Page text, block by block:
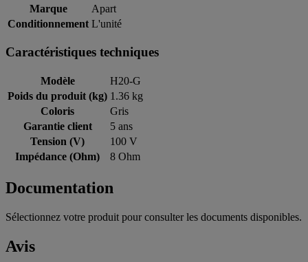
Marque
Apart
Conditionnement L'unité
Caractéristiques techniques
Modèle
H20-G
Poids du produit (kg) 1.36 kg
Coloris
Gris
Garantie client
5 ans
Tension (V)
100 V
Impédance (Ohm)
8 Ohm
Documentation
Sélectionnez votre produit pour consulter les documents disponibles.
Avis